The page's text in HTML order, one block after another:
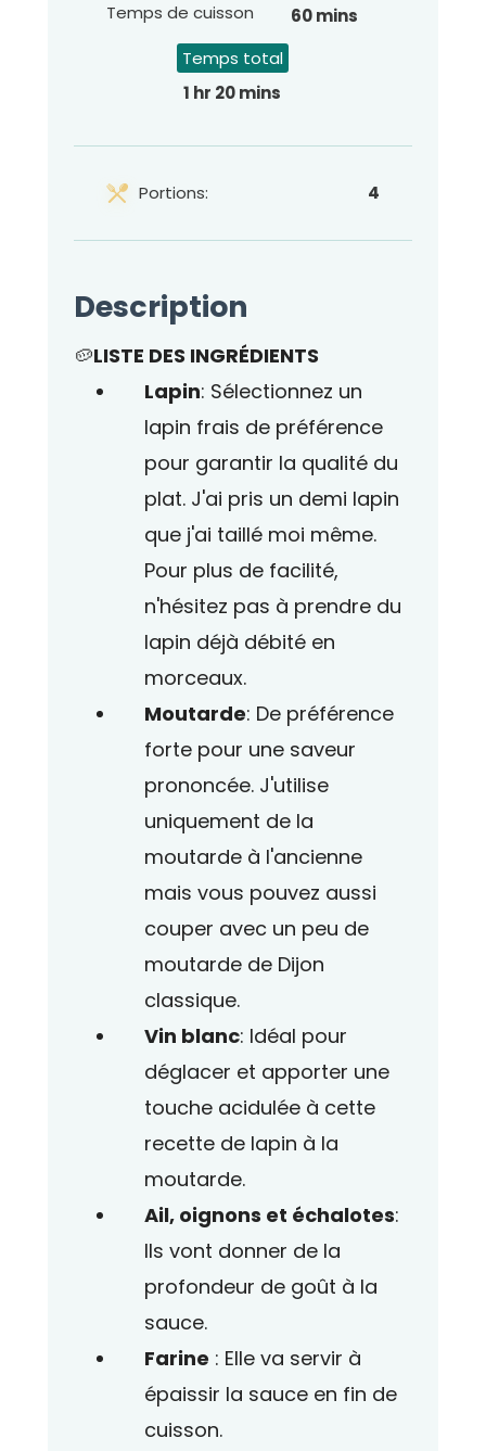
Temps de cuisson
60 mins
Temps total
1 hr 20 mins
Portions: 4
Description
🥔LISTE DES INGRÉDIENTS
Lapin: Sélectionnez un
lapin frais de préférence
pour garantir la qualité du
plat. J'ai pris un demi lapin
que j'ai taillé moi même.
Pour plus de facilité,
n'hésitez pas à prendre du
lapin déjà débité en
morceaux.
Moutarde: De préférence
forte pour une saveur
prononcée. J'utilise
uniquement de la
moutarde à l'ancienne
mais vous pouvez aussi
couper avec un peu de
moutarde de Dijon
classique.
Vin blanc: Idéal pour
déglacer et apporter une
touche acidulée à cette
recette de lapin à la
moutarde.
Ail, oignons et échalotes:
Ils vont donner de la
profondeur de goût à la
sauce.
Farine : Elle va servir à
épaissir la sauce en fin de
cuisson.